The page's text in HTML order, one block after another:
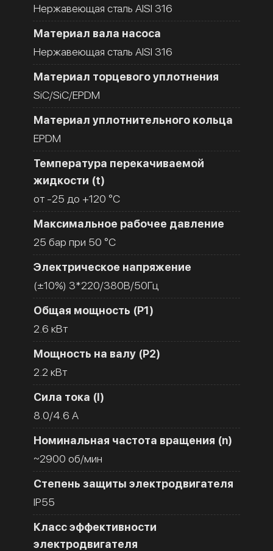
Нержавеющая сталь AISI 316
Материал вала насоса
Нержавеющая сталь AISI 316
Материал торцевого уплотнения
SiC/SiC/EPDM
Материал уплотнительного кольца
EPDM
Температура перекачиваемой
жидкости (t)
от -25 до +120 °C
Максимальное рабочее давление
25 бар при 50 °C
Электрическое напряжение
(±10%) 3*220/380В/50Гц
Общая мощность (Р1)
2.6 кВт
Мощность на валу (Р2)
2.2 кВт
Сила тока (I)
8.0/4.6 A
Номинальная частота вращения (n)
~2900 об/мин
Степень защиты электродвигателя
IP55
Класс эффективности
электродвигателя